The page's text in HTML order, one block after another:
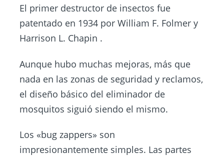
El primer destructor de insectos fue
patentado en 1934 por William F. Folmer y
Harrison L. Chapin .
Aunque hubo muchas mejoras, más que
nada en las zonas de seguridad y reclamos,
el diseño básico del eliminador de
mosquitos siguió siendo el mismo.
Los «bug zappers» son
impresionantemente simples. Las partes